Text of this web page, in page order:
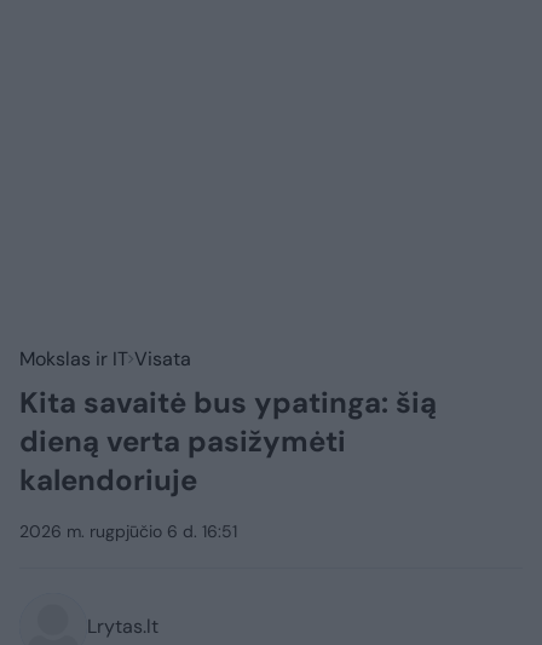
Mokslas ir IT Visata
Kita savaitė bus ypatinga: šią
dieną verta pasižymėti
kalendoriuje
2026 m. rugpjūčio 6 d. 16:51
Lrytas.lt